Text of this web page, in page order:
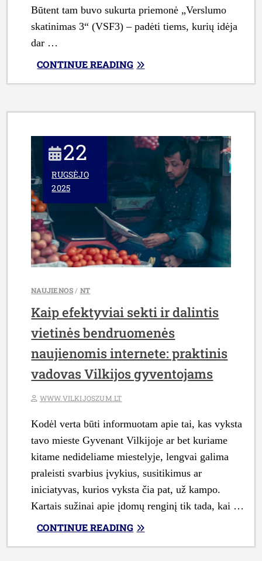
Būtent tam buvo sukurta priemonė „Verslumo
skatinimas 3“ (VSF3) – padėti tiems, kurių idėja
dar …
CONTINUE READING„AR
PAGAL
VERSLUMO
SKATINIMO
PRIEMONĘ?”
22
RUGSĖJO
2025
NAUJIENOS / NT
Kaip efektyviai sekti ir dalintis
vietinės bendruomenės
naujienomis internete: praktinis
vadovas Vilkijos gyventojams
WWW.VILKIJOSZUM.LT
Kodėl verta būti informuotam apie tai, kas vyksta
tavo mieste Gyvenant Vilkijoje ar bet kuriame
kitame nedideliame miestelyje, lengvai galima
praleisti svarbius įvykius, susitikimus ar
iniciatyvas, kurios vyksta čia pat, už kampo.
Kartais sužinai apie įdomų renginį tik tada, kai …
CONTINUE READING„KAIP